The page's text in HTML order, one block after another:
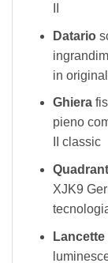
Datario
in
Ghiera
pieno
II classic
XJK9
Lancette